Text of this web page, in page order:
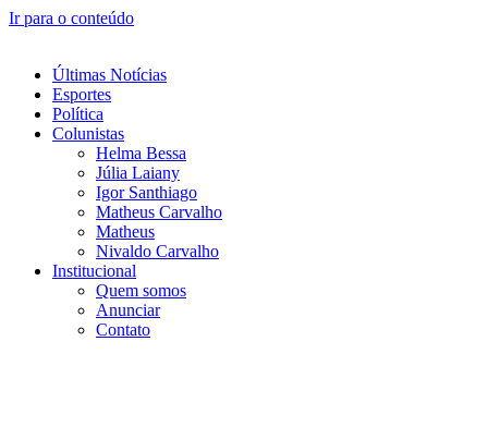
Ir para o conteúdo
Últimas Notícias
Esportes
Política
Colunistas
Helma Bessa
Júlia Laiany
Igor Santhiago
Matheus Carvalho
Matheus
Nivaldo Carvalho
Institucional
Quem somos
Anunciar
Contato